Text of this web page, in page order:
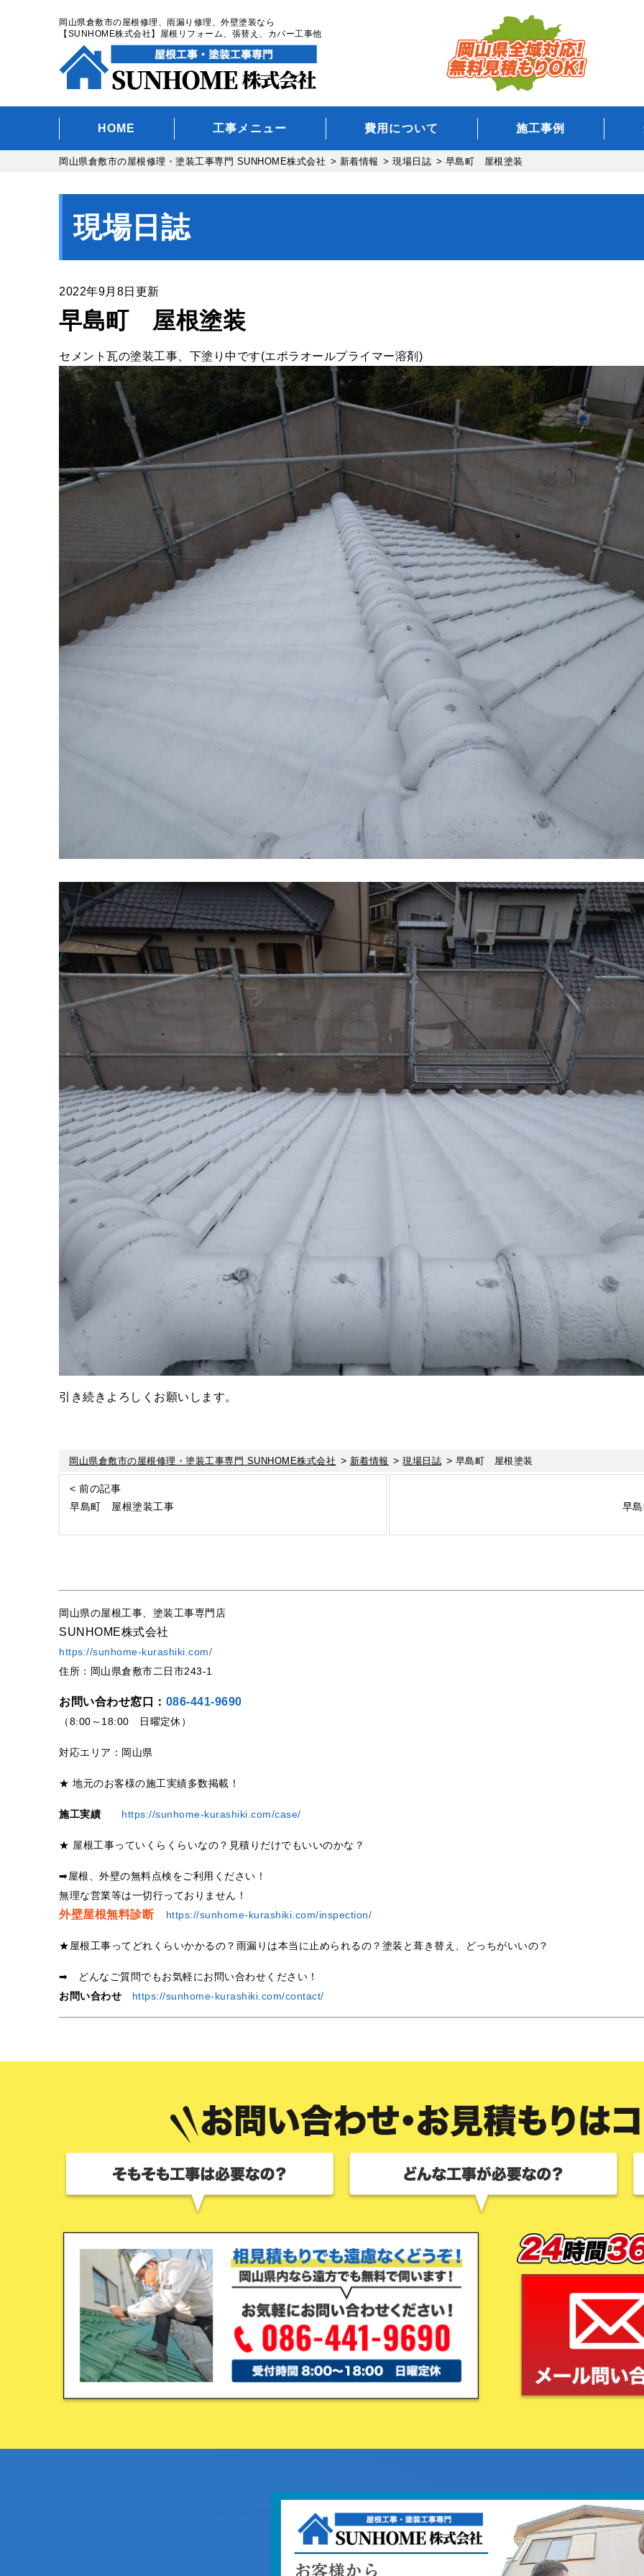
岡山県倉敷市の屋根修理、雨漏り修理、外壁塗装なら
【SUNHOME株式会社】屋根リフォーム、張替え、カバー工事他
HOME 工事メニュー 費用について 施工事例
岡山県倉敷市の屋根修理・塗装工事専門 SUNHOME株式会社 > 新着情報 > 現場日誌 > 早島町 屋根塗装
現場日誌
2022年9月8日更新
早島町 屋根塗装
セメント瓦の塗装工事、下塗り中です(エポラオールプライマー溶剤)
引き続きよろしくお願いします。
岡山県倉敷市の屋根修理・塗装工事専門 SUNHOME株式会社 > 新着情報 >現場日誌 > 早島町 屋根塗装
< 前の記事
早島町 屋根塗装工事
早
岡山県の屋根工事、塗装工事専門店
SUNHOME株式会社
https://sunhome-kurashiki.com/
住所：岡山県倉敷市二日市243-1
お問い合わせ窓口： 086-441-9690
（8:00～18:00 日曜定休）
対応エリア：岡山県
★ 地元のお客様の施工実績多数掲載！
施工実績 https://sunhome-kurashiki.com/case/
★ 屋根工事っていくらくらいなの？見積りだけでもいいのかな？
➡屋根、外壁の無料点検をご利用ください！
無理な営業等は一切行っておりません！
外壁屋根無料診断 https://sunhome-kurashiki.com/inspection/
★屋根工事ってどれくらいかかるの？雨漏りは本当に止められるの？塗装と葺き替え、どっちがいいの？
➡ どんなご質問でもお気軽にお問い合わせください！
お問い合わせ
https://sunhome-kurashiki.com/contact/